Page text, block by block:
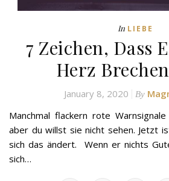
In LIEBE
7 Zeichen, Dass
Herz
January 8, 2020 By
Manchmal flackern rote
aber du willst sie nicht sehen. Jetzt
sich das ändert. Wenn er nichts
sich…